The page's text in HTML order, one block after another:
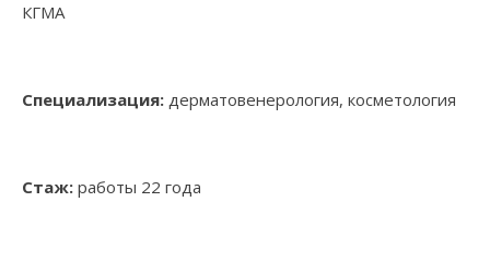
КГМА
Специализация: дерматовенерология, косметология
Стаж: работы 22 года